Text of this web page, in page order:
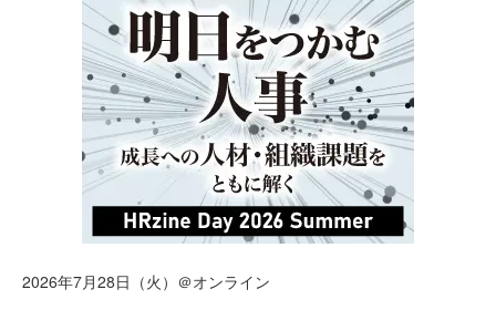
2026年7月28日（火）＠オンライン